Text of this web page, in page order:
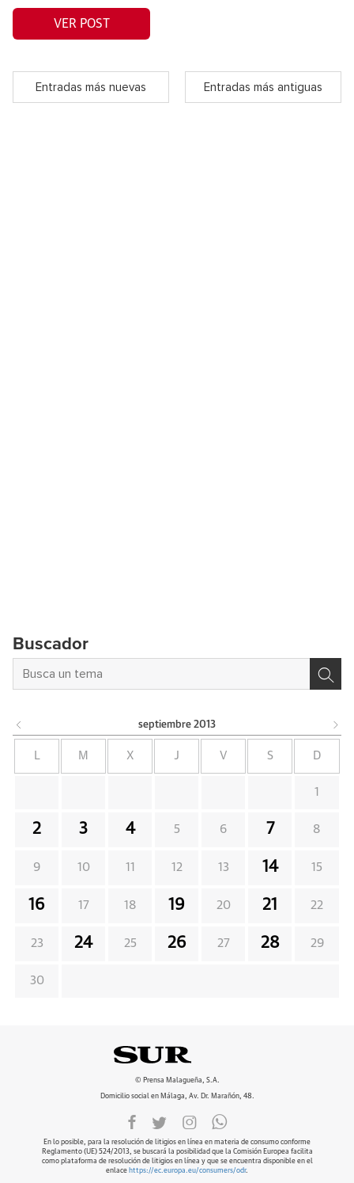
VER POST
Entradas más nuevas Entradas más antiguas
Buscador
septiembre 2013
L M X J V S D
1
2 3 4 5 6 7 8
9 10 11 12 13 14 15
16 17 18 19 20 21 22
23 24 25 26 27 28 29
30
© Prensa Malagueña, S.A.
Domicilio social en Málaga, Av. Dr. Marañón, 48.
En lo posible, para la resolución de litigios en línea en materia de consumo conforme
Reglamento (UE) 524/2013, se buscará la posibilidad que la Comisión Europea facilita
como plataforma de resolución de litigios en línea y que se encuentra disponible en el
enlace https://ec.europa.eu/consumers/odr.